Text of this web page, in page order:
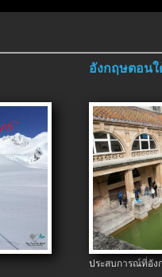
อังกฤษตอนใ
ประสบการณ์ที่อัง